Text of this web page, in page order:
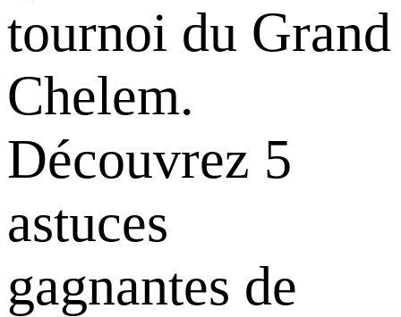
tournoi du Grand
Chelem.
Découvrez 5
astuces
gagnantes de